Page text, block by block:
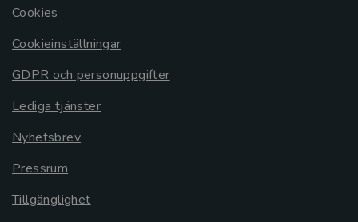
Cookies
Cookieinställningar
GDPR och personuppgifter
Lediga tjänster
Nyhetsbrev
Pressrum
Tillgänglighet